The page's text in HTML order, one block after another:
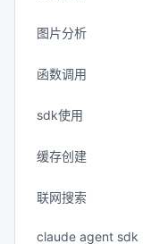
图片分析
函数调用
sdk使用
缓存创建
联网搜索
claude agent sdk